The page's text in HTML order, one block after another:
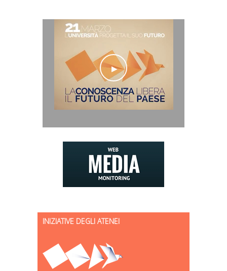
INIZIATIVE DEGLI ATENEI